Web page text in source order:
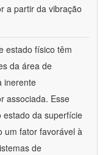
a partir da vibração
estado físico têm
da área de
inerente
associada. Esse
da superfície
um fator favorável à
de